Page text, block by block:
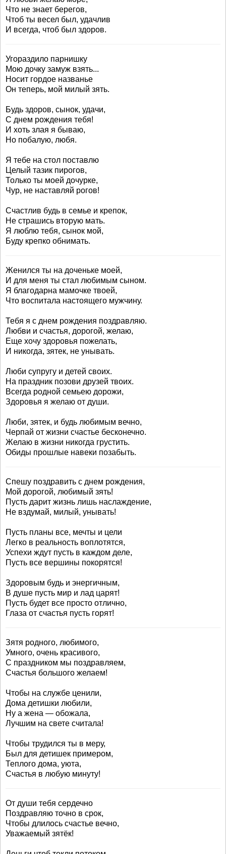
Что не знает берегов,
Чтоб ты весел был, удачлив
И всегда, чтоб был здоров.
Угораздило парнишку
Мою дочку замуж взять...
Носит гордое названье
Он теперь, мой милый зять.
Будь здоров, сынок, удачи,
С днем рождения тебя!
И хоть злая я бываю,
Но побалую, любя.
Я тебе на стол поставлю
Целый тазик пирогов,
Только ты моей дочурке,
Чур, не наставляй рогов!
Счастлив будь в семье и крепок,
Не страшись вторую мать.
Я люблю тебя, сынок мой,
Буду крепко обнимать.
Женился ты на доченьке моей,
И для меня ты стал любимым сыном.
Я благодарна мамочке твоей,
Что воспитала настоящего мужчину.
Тебя я с днем рождения поздравляю.
Любви и счастья, дорогой, желаю,
Еще хочу здоровья пожелать,
И никогда, зятек, не унывать.
Люби супругу и детей своих.
На праздник позови друзей твоих.
Всегда родной семьею дорожи,
Здоровья я желаю от души.
Люби, зятек, и будь любимым вечно,
Черпай от жизни счастье бесконечно.
Желаю в жизни никогда грустить.
Обиды прошлые навеки позабыть.
Спешу поздравить с днем рождения,
Мой дорогой, любимый зять!
Пусть дарит жизнь лишь наслаждение,
Не вздумай, милый, унывать!
Пусть планы все, мечты и цели
Легко в реальность воплотятся,
Успехи ждут пусть в каждом деле,
Пусть все вершины покорятся!
Здоровым будь и энергичным,
В душе пусть мир и лад царят!
Пусть будет все просто отлично,
Глаза от счастья пусть горят!
Зятя родного, любимого,
Умного, очень красивого,
С праздником мы поздравляем,
Счастья большого желаем!
Чтобы на службе ценили,
Дома детишки любили,
Ну а жена — обожала,
Лучшим на свете считала!
Чтобы трудился ты в меру,
Был для детишек примером,
Теплого дома, уюта,
Счастья в любую минуту!
От души тебя сердечно
Поздравляю точно в срок,
Чтобы длилось счастье вечно,
Уважаемый зятёк!